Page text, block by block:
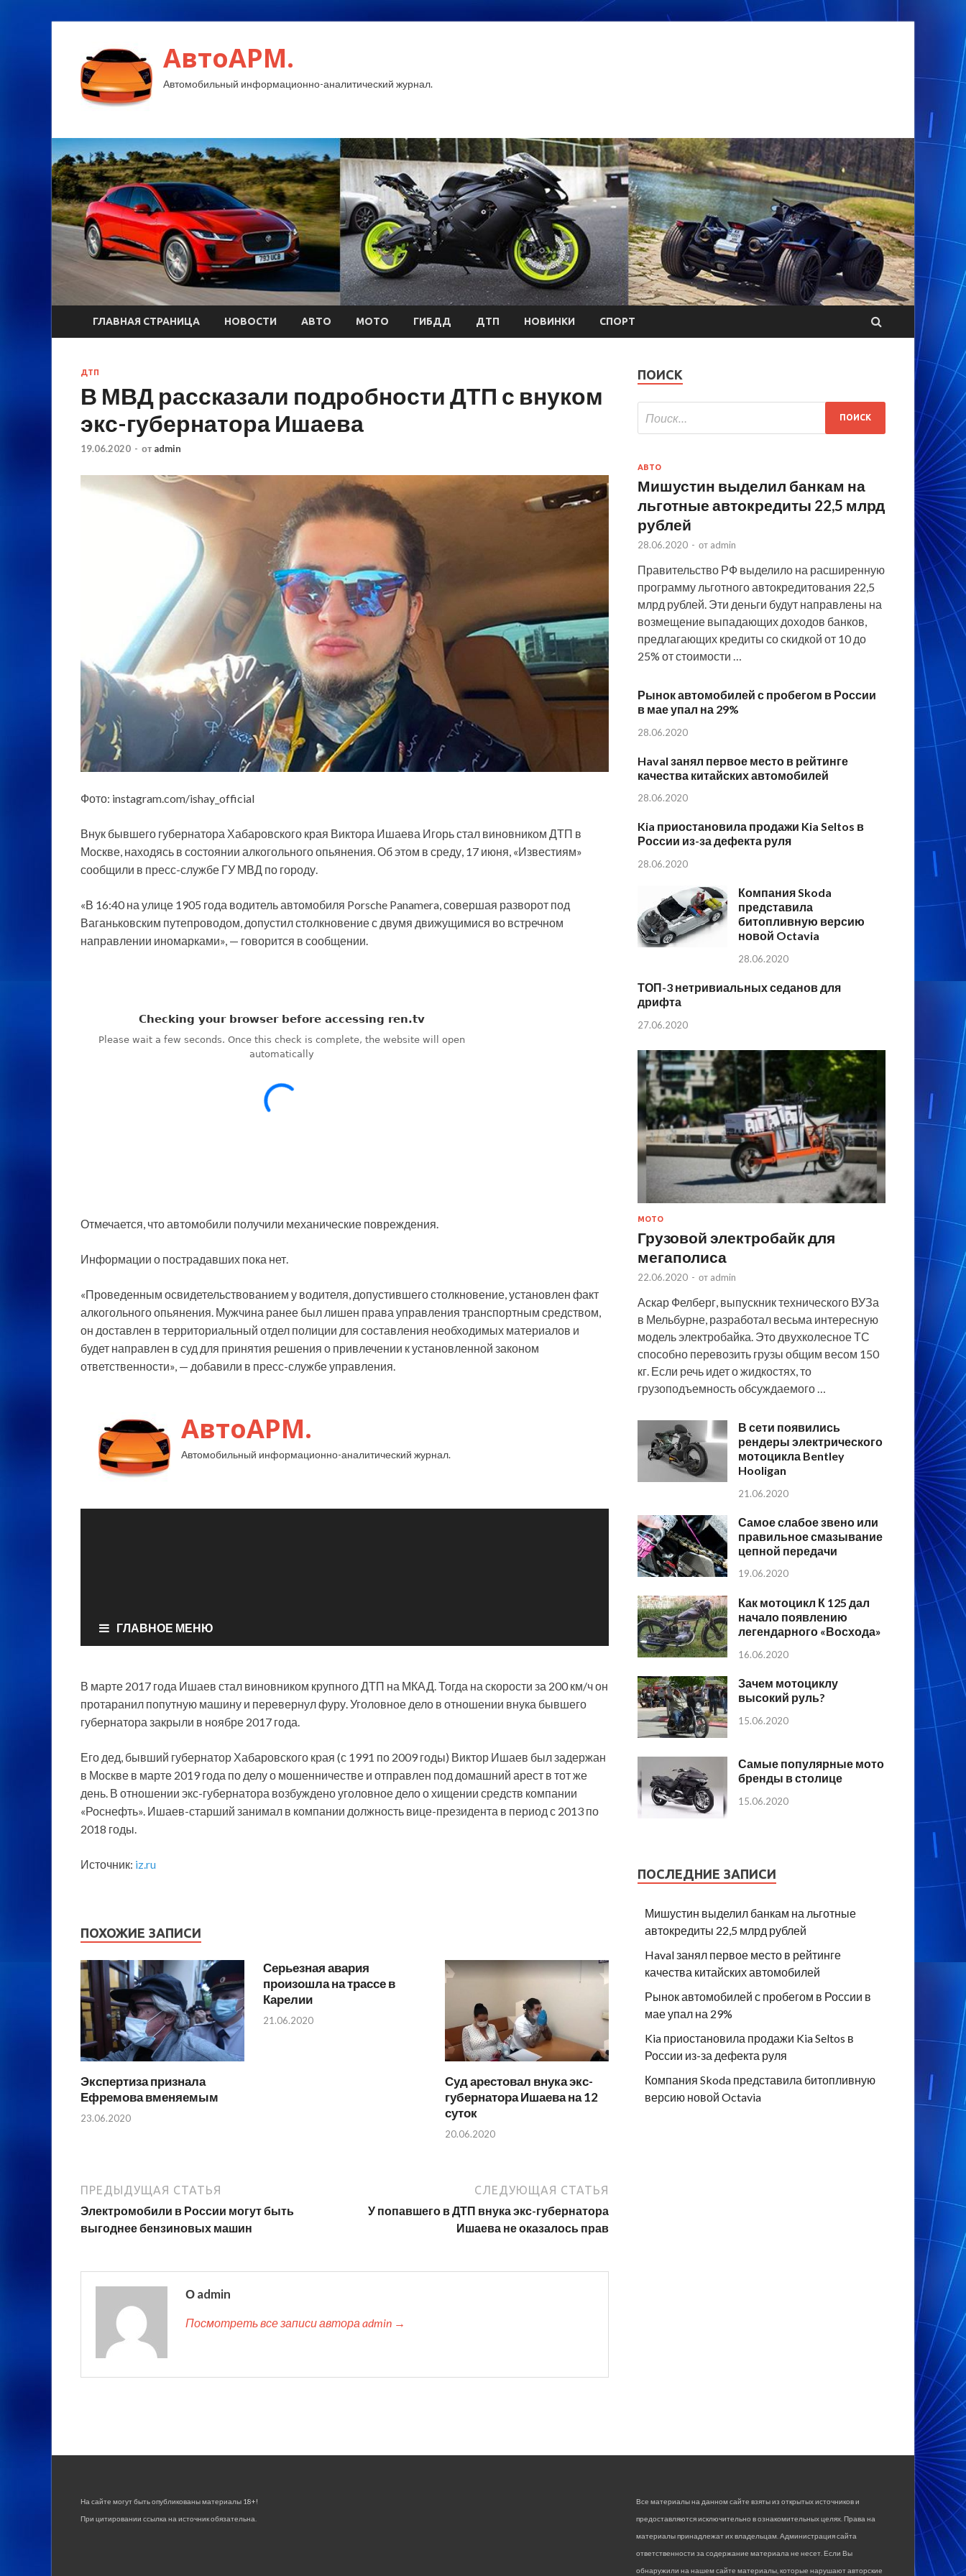
АвтоАРМ.
Автомобильный информационно-аналитический журнал.
ГЛАВНАЯ СТРАНИЦА НОВОСТИ АВТО МОТО ГИБДД ДТП НОВИНКИ СПОРТ
ДТП
В МВД рассказали подробности ДТП с внуком
экс-губернатора Ишаева
19.06.2020 - от admin
Фото: instagram.com/ishay_official
Внук бывшего губернатора Хабаровского края Виктора Ишаева Игорь стал виновником ДТП в
Москве, находясь в состоянии алкогольного опьянения. Об этом в среду, 17 июня, «Известиям»
сообщили в пресс-службе ГУ МВД по городу.
«В 16:40 на улице 1905 года водитель автомобиля Porsche Panamera, совершая разворот под
Ваганьковским путепроводом, допустил столкновение с двумя движущимися во встречном
направлении иномарками», — говорится в сообщении.
Отмечается, что автомобили получили механические повреждения.
Информации о пострадавших пока нет.
«Проведенным освидетельствованием у водителя, допустившего столкновение, установлен факт
алкогольного опьянения. Мужчина ранее был лишен права управления транспортным средством,
он доставлен в территориальный отдел полиции для составления необходимых материалов и
будет направлен в суд для принятия решения о привлечении к установленной законом
ответственности», — добавили в пресс-службе управления.
В марте 2017 года Ишаев стал виновником крупного ДТП на МКАД. Тогда на скорости за 200 км/ч он
протаранил попутную машину и перевернул фуру. Уголовное дело в отношении внука бывшего
губернатора закрыли в ноябре 2017 года.
Его дед, бывший губернатор Хабаровского края (с 1991 по 2009 годы) Виктор Ишаев был задержан
в Москве в марте 2019 года по делу о мошенничестве и отправлен под домашний арест в тот же
день. В отношении экс-губернатора возбуждено уголовное дело о хищении средств компании
«Роснефть». Ишаев-старший занимал в компании должность вице-президента в период с 2013 по
2018 годы.
Источник: iz.ru
ПОХОЖИЕ ЗАПИСИ
Экспертиза признала
Ефремова вменяемым
23.06.2020
Серьезная авария
произошла на трассе в
Карелии
21.06.2020
Суд арестовал внука экс-
губернатора Ишаева на 12
суток
20.06.2020
ПРЕДЫДУЩАЯ СТАТЬЯ
Электромобили в России могут быть
выгоднее бензиновых машин
СЛЕДУЮЩАЯ СТАТЬЯ
У попавшего в ДТП внука экс-губернатора
Ишаева не оказалось прав
О admin
Посмотреть все записи автора admin →
ПОИСК
АВТО
Мишустин выделил банкам на
льготные автокредиты 22,5 млрд
рублей
28.06.2020 - от admin
Правительство РФ выделило на расширенную
программу льготного автокредитования 22,5
млрд рублей. Эти деньги будут направлены на
возмещение выпадающих доходов банков,
предлагающих кредиты со скидкой от 10 до
25% от стоимости …
Рынок автомобилей с пробегом в России
в мае упал на 29%
28.06.2020
Haval занял первое место в рейтинге
качества китайских автомобилей
28.06.2020
Kia приостановила продажи Kia Seltos в
России из-за дефекта руля
28.06.2020
Компания Skoda
представила
битопливную версию
новой Octavia
28.06.2020
ТОП-3 нетривиальных седанов для
дрифта
27.06.2020
МОТО
Грузовой электробайк для
мегаполиса
22.06.2020 - от admin
Аскар Фелберг, выпускник технического ВУЗа
в Мельбурне, разработал весьма интересную
модель электробайка. Это двухколесное ТС
способно перевозить грузы общим весом 150
кг. Если речь идет о жидкостях, то
грузоподъемность обсуждаемого …
В сети появились
рендеры электрического
мотоцикла Bentley
Hooligan
21.06.2020
Самое слабое звено или
правильное смазывание
цепной передачи
19.06.2020
Как мотоцикл К 125 дал
начало появлению
легендарного «Восхода»
16.06.2020
Зачем мотоциклу
высокий руль?
15.06.2020
Самые популярные мото
бренды в столице
15.06.2020
ПОСЛЕДНИЕ ЗАПИСИ
Мишустин выделил банкам на льготные
автокредиты 22,5 млрд рублей
Haval занял первое место в рейтинге
качества китайских автомобилей
Рынок автомобилей с пробегом в России в
мае упал на 29%
Kia приостановила продажи Kia Seltos в
России из-за дефекта руля
Компания Skoda представила битопливную
версию новой Octavia
На сайте могут быть опубликованы материалы 18+!
При цитировании ссылка на источник обязательна.
Все материалы на данном сайте взяты из открытых источников и
предоставляются исключительно в ознакомительных целях. Права на
материалы принадлежат их владельцам. Администрация сайта
ответственности за содержание материала не несет. Если Вы
обнаружили на нашем сайте материалы, которые нарушают авторские